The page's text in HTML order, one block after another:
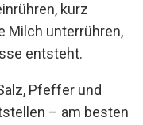
kurz
Milch unterrühren,
entsteht.
Pfeffer und
– am besten